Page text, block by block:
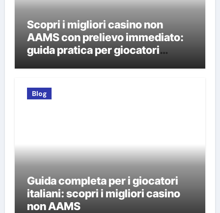
Scopri i migliori casino non
AAMS con prelievo immediato:
guida pratica per giocatori
Blog
Guida completa per i giocatori
italiani: scopri i migliori casino
non AAMS